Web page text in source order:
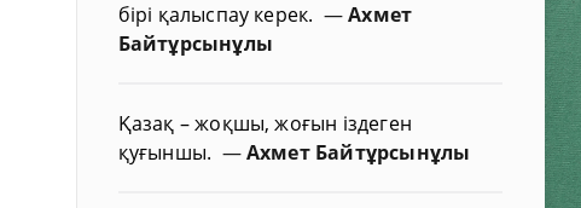
бірі қалыспау керек. —Ахмет
Байтұрсынұлы
Қазақ – жоқшы, жоғын іздеген
қуғыншы. —Ахмет Байтұрсынұлы